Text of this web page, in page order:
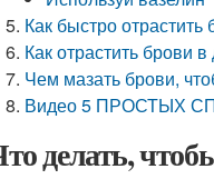
Как быстро
Как отрастить брови
Чем мазать брови,
Видео 5 ПРОСТЫХ
делать,